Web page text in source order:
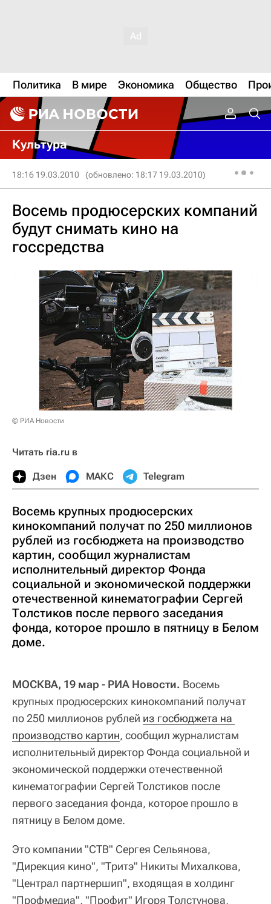
Политика В мире Экономика Общество
Культура
18:16 19.03.2010 (обновлено: 18:17 19.03.2010)
Восемь продюсерских компаний
будут снимать кино на
госсредства
© РИА Новости
Читать ria.ru в
Дзен МАКС Telegram
Восемь крупных продюсерских
кинокомпаний получат по 250 миллионов
рублей из госбюджета на производство
картин, сообщил журналистам
исполнительный директор Фонда
социальной и экономической поддержки
отечественной кинематографии Сергей
Толстиков после первого заседания
фонда, которое прошло в пятницу в Белом
доме.
МОСКВА, 19 мар - РИА Новости. Восемь
крупных продюсерских кинокомпаний получат
по 250 миллионов рублей из госбюджета на
производство картин, сообщил журналистам
исполнительный директор Фонда социальной и
экономической поддержки отечественной
кинематографии Сергей Толстиков после
первого заседания фонда, которое прошло в
пятницу в Белом доме.
Это компании "СТВ" Сергея Сельянова,
"Дирекция кино", "Тритэ" Никиты Михалкова,
"Централ партнершип", входящая в холдинг
"Профмедиа", "Профит" Игоря Толстунова,